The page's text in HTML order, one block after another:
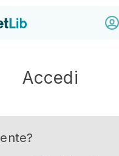
Accedi